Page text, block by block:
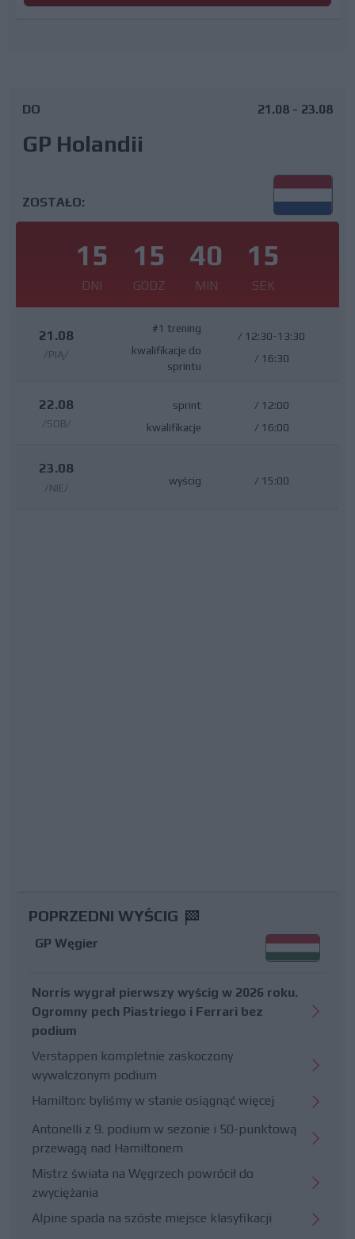
DO
GP Holandii
21.08 - 23.08
ZOSTAŁO:
15
DNI
15
GODZ
40
MIN
15
SEK
21.08
/PIĄ/
#1 trening
kwalifikacje do
sprintu
/ 12:30-13:30
/ 16:30
22.08
/SOB/
sprint
kwalifikacje
/ 12:00
/ 16:00
23.08
/NIE/
wyścig / 15:00
POPRZEDNI WYŚCIG
GP Węgier
Norris wygrał pierwszy wyścig w 2026 roku.
Ogromny pech Piastriego i Ferrari bez
podium
Verstappen kompletnie zaskoczony
wywalczonym podium
Hamilton: byliśmy w stanie osiągnąć więcej
Antonelli z 9. podium w sezonie i 50-punktową
przewagą nad Hamiltonem
Mistrz świata na Węgrzech powrócił do
zwyciężania
Alpine spada na szóste miejsce klasyfikacji